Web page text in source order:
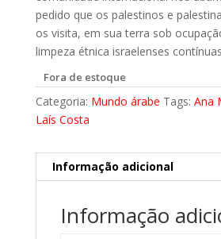
pedido que os palestinos e
os visita, em sua terra sob
limpeza étnica israelenses
Fora de estoque
Categoria: Mundo árabe Tags: Ana
Laís Costa
Informação adicional
Informação